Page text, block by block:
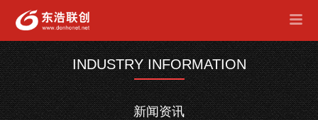
INDUSTRY INFORMATION
新闻资讯